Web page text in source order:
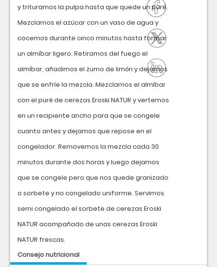
y trituramos la pulpa hasta que quede un puré.
Mezclamos el azúcar con un vaso de agua y
cocemos durante cinco minutos hasta formar
un almíbar ligero. Retiramos del fuego el
almíbar, añadimos el zumo de limón y dejamos
que se enfríe la mezcla. Mezclamos el almíbar
con el puré de cerezas Eroski NATUR y vertemos
en un recipiente ancho para que se congele
cuanto antes y dejamos que repose en el
congelador. Removemos la mezcla cada 30
minutos durante dos horas y luego dejamos
que se congele pero que nos quede granizado
o sorbete y no congelado uniforme. Servimos
semi congelado el sorbete de cerezas Eroski
NATUR acompañado de unas cerezas Eroski
NATUR frescas.
Consejo nutricional